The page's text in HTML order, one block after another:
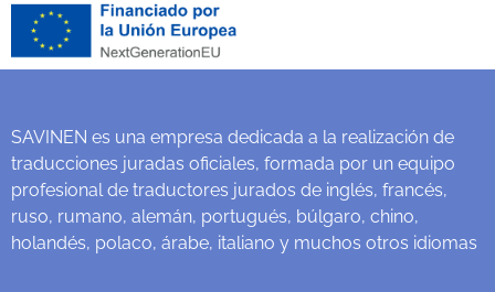
SAVINEN es una empresa dedicada a la realización de
traducciones juradas oficiales, formada por un equipo
profesional de traductores jurados de inglés, francés,
ruso, rumano, alemán, portugués, búlgaro, chino,
holandés, polaco, árabe, italiano y muchos otros idiomas